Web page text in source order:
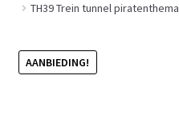
Retouren
TH39 Trein tunnel piratenthema
AANBIEDING!